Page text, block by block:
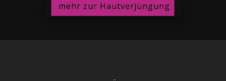
mehr zur Hautverjüngung